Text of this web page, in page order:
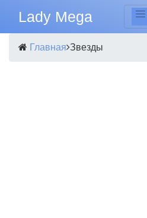
Lady Mega
Главная Звезды